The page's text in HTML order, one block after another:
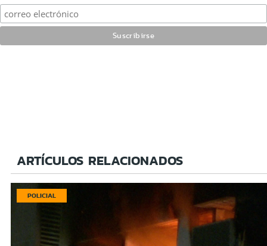
ARTÍCULOS RELACIONADOS
POLICIAL